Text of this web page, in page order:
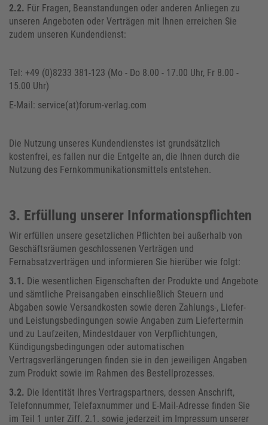
2.2. Für Fragen, Beanstandungen oder anderen Anliegen zu
unseren Angeboten oder Verträgen mit Ihnen erreichen Sie
zudem unseren Kundendienst:
Tel: +49 (0)8233 381-123 (Mo - Do 8.00 - 17.00 Uhr, Fr 8.00 -
15.00 Uhr)
E-Mail: service(at)forum-verlag.com
Die Nutzung unseres Kundendienstes ist grundsätzlich
kostenfrei, es fallen nur die Entgelte an, die Ihnen durch die
Nutzung des Fernkommunikationsmittels entstehen.
3. Erfüllung unserer Informationspflichten
Wir erfüllen unsere gesetzlichen Pflichten bei außerhalb von
Geschäftsräumen geschlossenen Verträgen und
Fernabsatzverträgen und informieren Sie hierüber wie folgt:
3.1. Die wesentlichen Eigenschaften der Produkte und Angebote
und sämtliche Preisangaben einschließlich Steuern und
Abgaben sowie Versandkosten sowie deren Zahlungs-, Liefer-
und Leistungsbedingungen sowie Angaben zum Liefertermin
und zu Laufzeiten, Mindestdauer von Verpflichtungen,
Kündigungsbedingungen oder automatischen
Vertragsverlängerungen finden sie in den jeweiligen Angaben
zum Produkt sowie im Rahmen des Bestellprozesses.
3.2. Die Identität Ihres Vertragspartners, dessen Anschrift,
Telefonnummer, Telefaxnummer und E-Mail-Adresse finden Sie
im Teil 1 unter Ziff. 2.1. sowie jederzeit im Impressum unserer